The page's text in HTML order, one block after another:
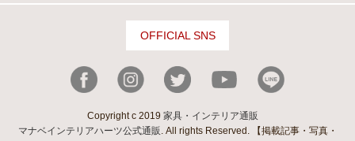
OFFICIAL SNS
Copyright c 2019 家具・インテリア通販
マナベインテリアハーツ公式通販 . All rights Reserved. 【掲載記事・写真・